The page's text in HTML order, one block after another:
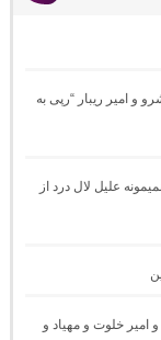
و امیر ریبار “رپی به
علیل لال درد از
امیر خلوت و مهیاد و